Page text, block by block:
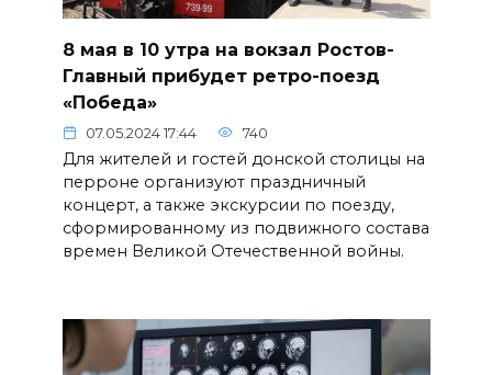
8 мая в 10 утра на вокзал Ростов-
Главный прибудет ретро-поезд
«Победа»
07.05.2024 17:44 740
Для жителей и гостей донской столицы на
перроне организуют праздничный
концерт, а также экскурсии по поезду,
сформированному из подвижного состава
времен Великой Отечественной войны.